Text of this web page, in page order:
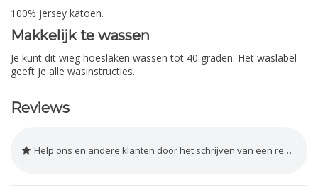
100% jersey katoen.
Makkelijk te wassen
Je kunt dit wieg hoeslaken wassen tot 40 graden. Het waslabel
geeft je alle wasinstructies.
Reviews
Help ons en andere klanten door het schrijven van een review